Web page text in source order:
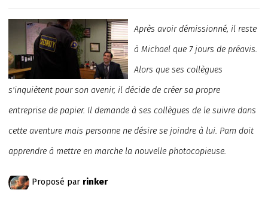
Après avoir démissionné, il reste
à Michael que 7 jours de préavis.
Alors que ses collègues
s'inquiètent pour son avenir, il décide de créer sa propre
entreprise de papier. Il demande à ses collègues de le suivre dans
cette aventure mais personne ne désire se joindre à lui. Pam doit
apprendre à mettre en marche la nouvelle photocopieuse.
Proposé par rinker